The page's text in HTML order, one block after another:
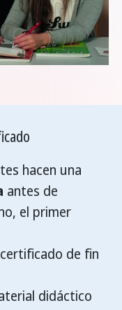
hacen una
antes de
el primer
de fin
didáctico